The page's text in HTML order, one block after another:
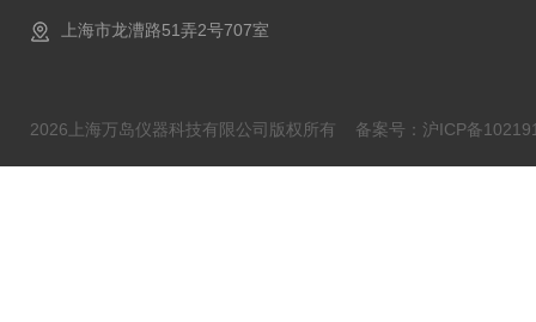
上海市龙漕路51弄2号707室
2026上海万岛仪器科技有限公司版权所有 备案号：沪ICP备